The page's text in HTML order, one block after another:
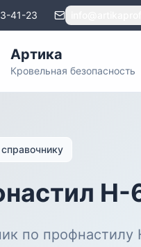
41-23
Артика
Кровельная безопасность
Н-
по профнастилу